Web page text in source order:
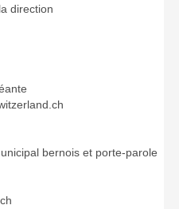
direction
bernois et porte-parole